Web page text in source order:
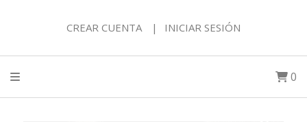
CREAR CUENTA INICIAR SESIÓN
0